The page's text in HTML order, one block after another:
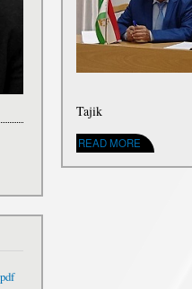
Tajik
READ MORE
ABOUT МАРГИ